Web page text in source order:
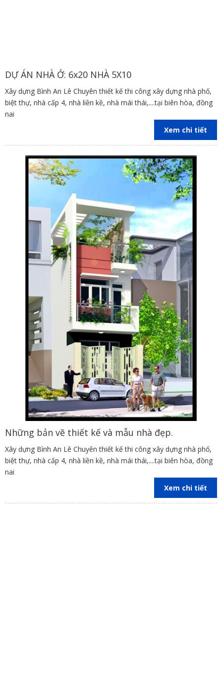
DỰ ÁN NHÀ Ở: 6x20 NHÀ 5X10
Xây dựng Bình An Lê Chuyên thiết kế thi công xây dựng nhà phố,
biệt thự, nhà cấp 4, nhà liền kề, nhà mái thái,....tại biên hòa, đồng
nai
Xem chi tiết
Những bản vẽ thiết kế và mẫu nhà đẹp.
Xây dựng Bình An Lê Chuyên thiết kế thi công xây dựng nhà phố,
biệt thự, nhà cấp 4, nhà liền kề, nhà mái thái,....tại biên hòa, đồng
nai
Xem chi tiết